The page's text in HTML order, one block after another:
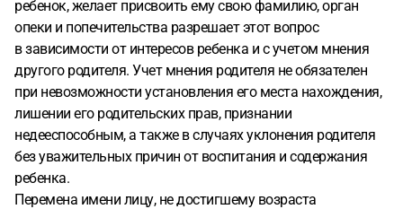
ребенок, желает присвоить ему свою фамилию, орган
опеки и попечительства разрешает этот вопрос
в зависимости от интересов ребенка и с учетом мнения
другого родителя. Учет мнения родителя не обязателен
при невозможности установления его места нахождения,
лишении его родительских прав, признании
недееспособным, а также в случаях уклонения родителя
без уважительных причин от воспитания и содержания
ребенка.
Перемена имени лицу, не достигшему возраста